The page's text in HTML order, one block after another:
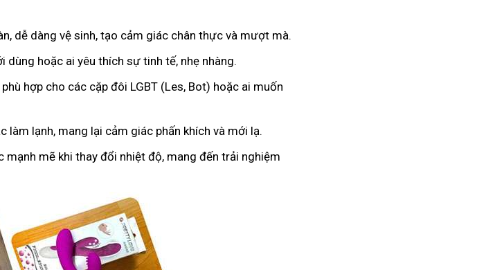
dễ dàng vệ sinh, tạo cảm giác chân thực và mượt mà.
hoặc ai yêu thích sự tinh tế, nhẹ nhàng.
hợp cho các cặp đôi LGBT (Les, Bot) hoặc ai muốn
làm lạnh, mang lại cảm giác phấn khích và mới lạ.
mạnh mẽ khi thay đổi nhiệt độ, mang đến trải nghiệm